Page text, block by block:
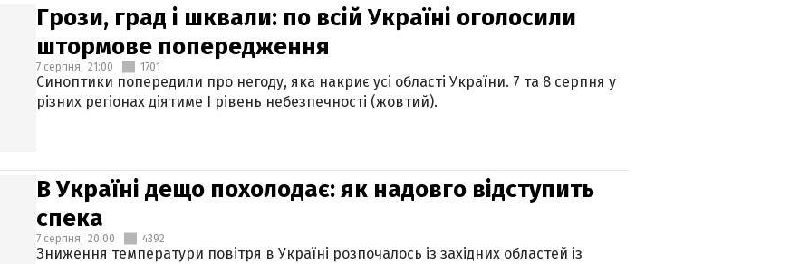
Грози, град і шквали: по всій Україні оголосили
штормове попередження
7 серпня, 21:00 1701
Синоптики попередили про негоду, яка накриє усі області України. 7 та 8 серпня у
різних регіонах діятиме І рівень небезпечності (жовтий).
В Україні дещо похолодає: як надовго відступить
спека
7 серпня, 20:00 4392
Зниження температури повітря в Україні розпочалось із західних областей із